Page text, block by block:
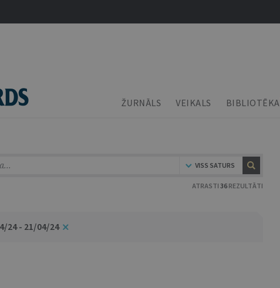
ŽURNĀLS VEIKALS BIBLIOTĒKA
VISS SATURS
ATRASTI 36 REZULTĀTI
24 - 21/04/24